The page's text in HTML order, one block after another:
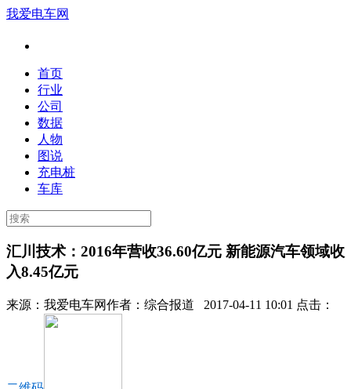
我爱电车网
首页
行业
公司
数据
人物
图说
充电桩
车库
汇川技术：2016年营收36.60亿元 新能源汽车领域收
入8.45亿元
来源： 我爱电车网作者： 综合报道 2017-04-11 10:01 点击：